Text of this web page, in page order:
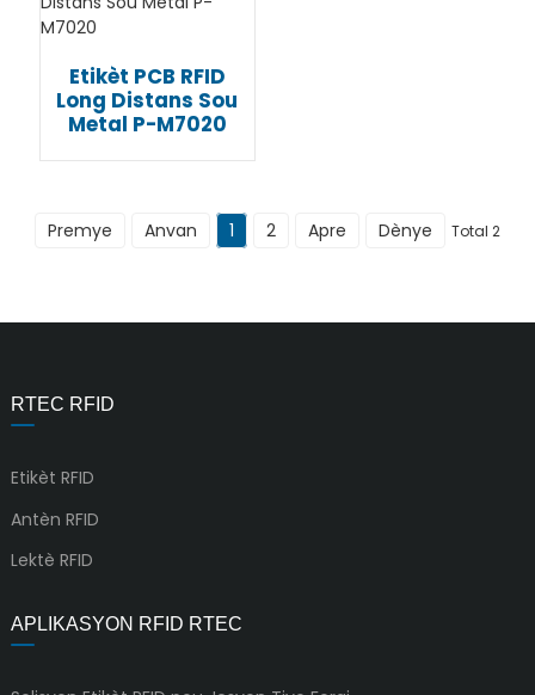
Etikèt PCB RFID
Long Distans Sou
Metal P-M7020
Premye Anvan 1 2 Apre Dènye Total 2
RTEC RFID
Etikèt RFID
Antèn RFID
Lektè RFID
APLIKASYON RFID RTEC